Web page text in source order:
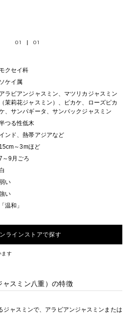
01 01
モクセイ科
ソケイ属
アラビアンジャスミン、マツリカジャスミン
（茉莉花ジャスミン）、ピカケ、ローズピカ
、サンパギータ、サンバックジャスミン
つる性低木
インド、熱帯アジアなど
15cm～3mほど
～9月ごろ
い
い
「温和」
ラインストアで探す
ます
ャスミン八重）の特徴
ジャスミンで、アラビアンジャスミンまたは